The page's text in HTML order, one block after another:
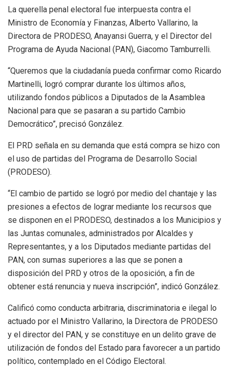
La querella penal electoral fue interpuesta contra el
Ministro de Economía y Finanzas, Alberto Vallarino, la
Directora de PRODESO, Anayansi Guerra, y el Director del
Programa de Ayuda Nacional (PAN), Giacomo Tamburrelli.
“Queremos que la ciudadanía pueda confirmar como Ricardo
Martinelli, logró comprar durante los últimos años,
utilizando fondos públicos a Diputados de la Asamblea
Nacional para que se pasaran a su partido Cambio
Democrático”, precisó González.
El PRD señala en su demanda que está compra se hizo con
el uso de partidas del Programa de Desarrollo Social
(PRODESO).
“El cambio de partido se logró por medio del chantaje y las
presiones a efectos de lograr mediante los recursos que
se disponen en el PRODESO, destinados a los Municipios y
las Juntas comunales, administrados por Alcaldes y
Representantes, y a los Diputados mediante partidas del
PAN, con sumas superiores a las que se ponen a
disposición del PRD y otros de la oposición, a fin de
obtener está renuncia y nueva inscripción”, indicó González.
Calificó como conducta arbitraria, discriminatoria e ilegal lo
actuado por el Ministro Vallarino, la Directora de PRODESO
y el director del PAN, y se constituye en un delito grave de
utilización de fondos del Estado para favorecer a un partido
político, contemplado en el Código Electoral.